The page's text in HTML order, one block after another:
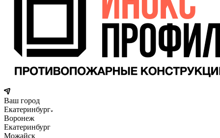
Ваш город
Екатеринбург
Воронеж
Екатеринбург
Можайск